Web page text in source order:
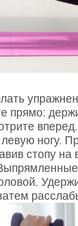
прямо:
ногу.
стопу